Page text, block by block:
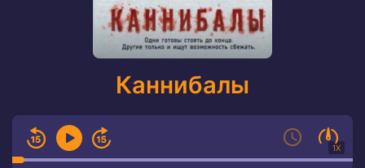
Каннибалы
1X